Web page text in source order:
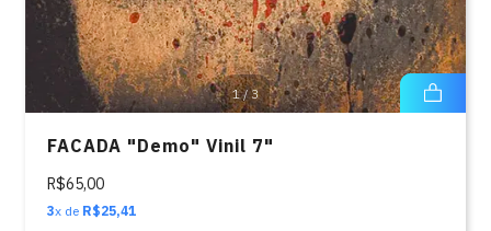
1/3
FACADA "Demo" Vinil 7"
R$65,00
3x de R$25,41